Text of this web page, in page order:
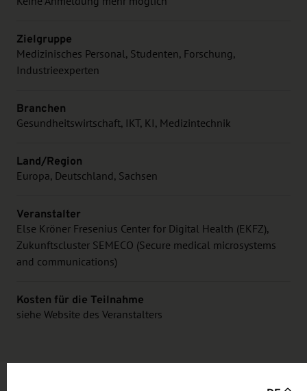
Zielgruppe
Medizinisches Personal, Studenten, Forschung,
Industrieexperten
Branchen
Gesundheitswirtschaft, IKT, KI, Medizintechnik
Land/Region
Europa, Deutschland, Sachsen
Veranstalter
Else Kröner Fresenius Center for Digital Health (EKFZ),
Zukunftscluster SEMECO (Secure medical microsystems
and communications)
Kosten für die Teilnahme
siehe Website des Veranstalters